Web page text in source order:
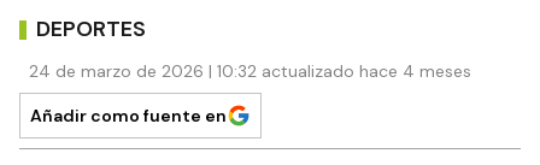
DEPORTES
24 de marzo de 2026 | 10:32 actualizado hace 4 meses
Añadir como fuente en